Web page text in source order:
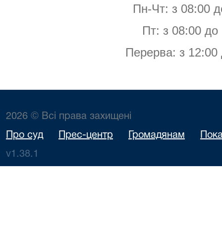
Пн-Чт: з 08:00
Пт: з 08:00 до
Перерва: з 12:00
2026 © Всі права захищені
Про суд Прес-центр Громадянам
v1.38.1